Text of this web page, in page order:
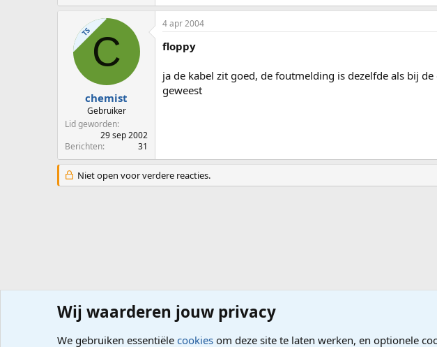
TSC
chemist
Gebruiker
Lid geworden
29 sep 2002
Berichten
31
4 apr 2004
floppy
ja de kabel zit goed, de foutmelding is dezelfde als bij
geweest
Niet open voor verdere reacties.
Forums PC, Laptop, Tablet, Smartphone
Wij waarderen jouw privacy
We gebruiken essentiële cookies om deze site te laten werken, en optionele